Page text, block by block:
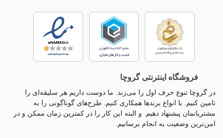
فروشگاه اینترنتی گروچا
در گروچا تنوع حرف اول را می‌زند. ما دوست داریم هر سلیقه‌ای را
تامین کنیم. با انواع برندها همکاری کنیم. طرح‌های گوناگونی را به
مشتریانمان پیشنهاد دهیم. و البته این کار را در کمترین زمان ممکن و در
امن‌ترین وضعیت به انجام برسانیم.